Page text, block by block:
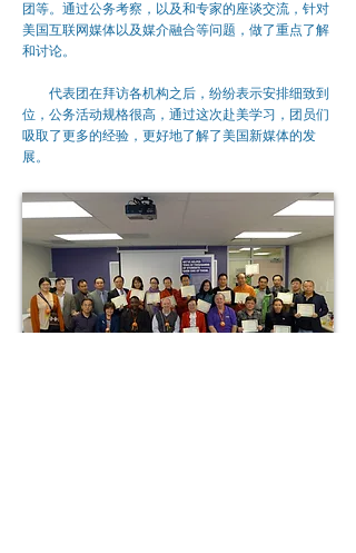
团等。通过公务考察，以及和专家的座谈交流，针对
美国互联网媒体以及媒介融合等问题，做了重点了解
和讨论。
代表团在拜访各机构之后，纷纷表示安排细致到
位，公务活动规格很高，通过这次赴美学习，团员们
吸取了更多的经验，更好地了解了美国新媒体的发
展。